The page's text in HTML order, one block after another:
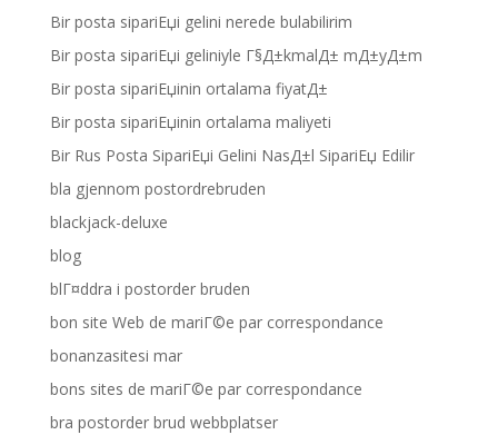
Bir posta sipariЕџi gelini nerede bulabilirim
Bir posta sipariЕџi geliniyle Г§Д±kmalД± mД±yД±m
Bir posta sipariЕџinin ortalama fiyatД±
Bir posta sipariЕџinin ortalama maliyeti
Bir Rus Posta SipariЕџi Gelini NasД±l SipariЕџ Edilir
bla gjennom postordrebruden
blackjack-deluxe
blog
blГ¤ddra i postorder bruden
bon site Web de mariГ©e par correspondance
bonanzasitesi mar
bons sites de mariГ©e par correspondance
bra postorder brud webbplatser